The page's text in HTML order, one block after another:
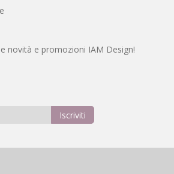
novità e promozioni IAM Design!
Iscriviti